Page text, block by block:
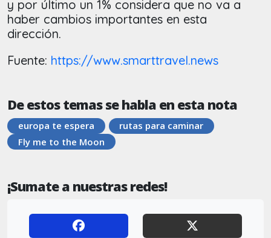
y por último un 1% considera que no va a
haber cambios importantes en esta
dirección.
Fuente: https://www.smarttravel.news
De estos temas se habla en esta nota
europa te espera
rutas para caminar
Fly me to the Moon
¡Sumate a nuestras redes!